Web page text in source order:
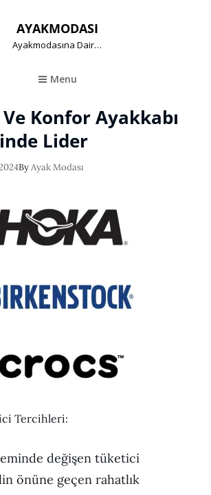
AYAKMODASI
Ayakmodasına Dair…
Menu
Konfor Ayakkabı
Lider
ByAyak Modası
Tercihleri:
değişen tüketici
önüne geçen rahatlık